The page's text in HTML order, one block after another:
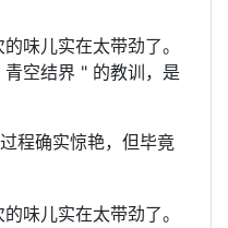
空结界 " 的教训，是
程确实惊艳，但毕竟